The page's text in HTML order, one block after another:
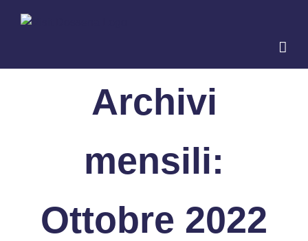
Archivi
mensili:
Ottobre 2022